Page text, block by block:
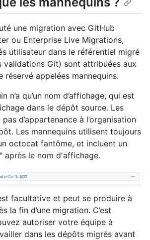
une migration avec GitHub
ou Enterprise Live Migrations,
utilisateur dans le référentiel migré
validations Git) sont attribuées aux
réservé appelées mannequins.
n’a qu’un nom d’affichage, qui est
dans le dépôt source. Les
pas d’appartenance à l’organisation
Les mannequins utilisent toujours
octocat fantôme, et incluent un
après le nom d'affichage.
facultative et peut se produire à
la fin d’une migration. C’est
autoriser votre équipe à
dans les dépôts migrés avant